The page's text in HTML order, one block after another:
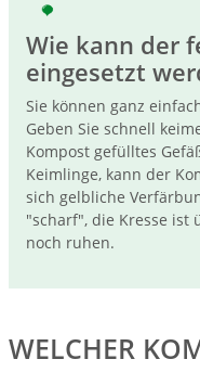
Wie kann der
eingesetzt
Sie können ganz
Geben Sie schnell
Kompost gefülltes
Keimlinge, kann der
sich gelbliche
"scharf", die Kresse ist
noch ruhen.
WELCHER